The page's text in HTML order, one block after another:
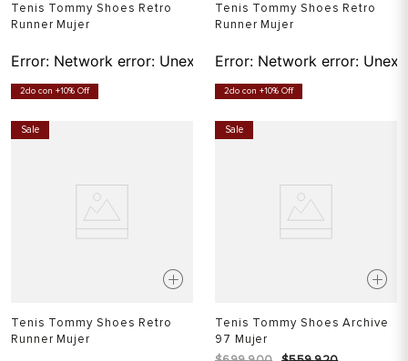
Tenis Tommy Shoes Retro
Runner Mujer
Error: Network error: Unexpected token T in JSON at
2do con +10% Off
Tenis Tommy Shoes Retro
Runner Mujer
Error: Network error:
2do con +10% Off
Sale
Tenis Tommy Shoes Retro
Runner Mujer
Sale
Tenis Tommy Shoes Archive
97 Mujer